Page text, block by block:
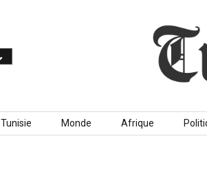
Tunisie Monde Afrique